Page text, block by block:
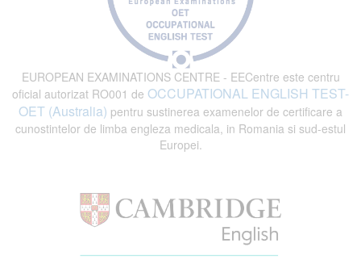
EUROPEAN EXAMINATIONS CENTRE - EECentre este centru
oficial autorizat RO001 de OCCUPATIONAL ENGLISH TEST-
OET (Australia) pentru sustinerea examenelor de certificare a
cunostintelor de limba engleza medicala, in Romania si sud-estul
Europei.